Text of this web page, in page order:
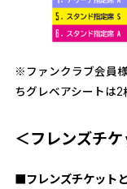
※ファンクラブ会員
ちグレベアシートは2
＜フレンズチケ
■フレンズチケット